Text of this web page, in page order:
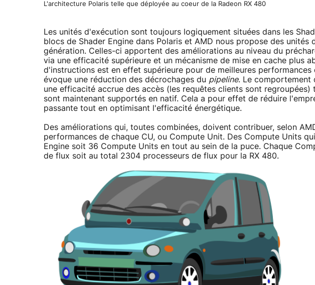
L'architecture Polaris telle que déployée au coeur de la Radeon RX 480
Les unités d'exécution sont toujours logiquement situées dans les
blocs de Shader Engine dans Polaris et AMD nous propose des unités
génération. Celles-ci apportent des améliorations au niveau du
via une efficacité supérieure et un mécanisme de mise en cache plus
d'instructions est en effet supérieure pour de meilleures performances
évoque une réduction des décrochages du pipeline. Le comportement
une efficacité accrue des accès (les requêtes clients sont regroupées)
sont maintenant supportés en natif. Cela a pour effet de réduire
passante tout en optimisant l'efficacité énergétique.
Des améliorations qui, toutes combinées, doivent contribuer, selon
performances de chaque CU, ou Compute Unit. Des Compute Units
Engine soit 36 Compute Units en tout au sein de la puce. Chaque
de flux soit au total 2304 processeurs de flux pour la RX 480.